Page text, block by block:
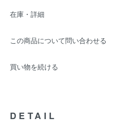
在庫・詳細
この商品について問い合わせる
買い物を続ける
DETAIL